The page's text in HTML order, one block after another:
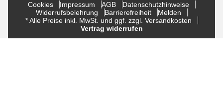
Cookies Impressum AGB
Datenschutzhinweise
Widerrufsbelehrung
Barrierefreiheit
Melden
* Alle Preise inkl. MwSt. und ggf. zzgl. Versandkosten
Vertrag widerrufen